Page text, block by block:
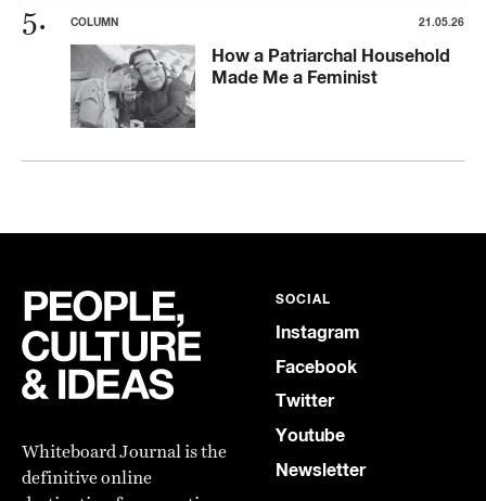
COLUMN 21.05.26
How a Patriarchal Household
Made Me a Feminist
Whiteboard Journal is the
definitive online
SOCIAL
Instagram
Facebook
Twitter
Youtube
Newsletter